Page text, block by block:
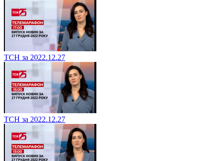
ТСН за 2022.12.27
ТСН за 2022.12.27